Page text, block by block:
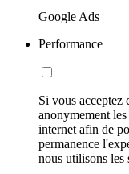
Google Ads
Performance
Si vous acceptez
anonymement
internet afin de
permanence
nous utilisons les